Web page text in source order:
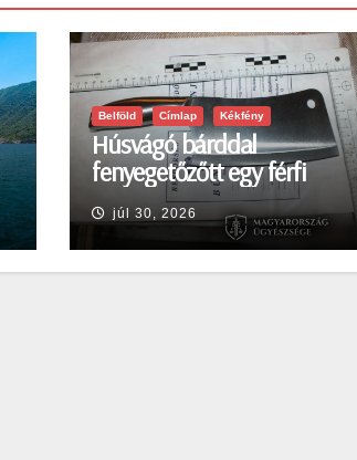
Belföld Címlap Kékfény
Húsvágó bárddal
fenyegetőzőtt egy férfi
Egerben
júl 30, 2026